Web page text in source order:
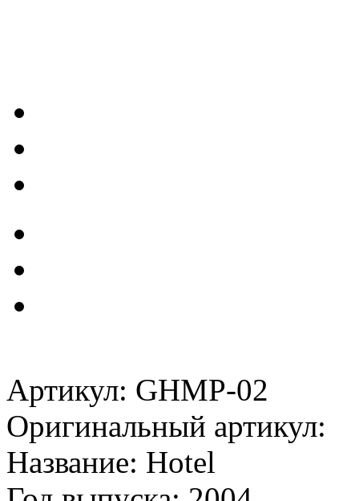
Артикул: GHMP-02
Оригинальный артикул:
Название: Hotel